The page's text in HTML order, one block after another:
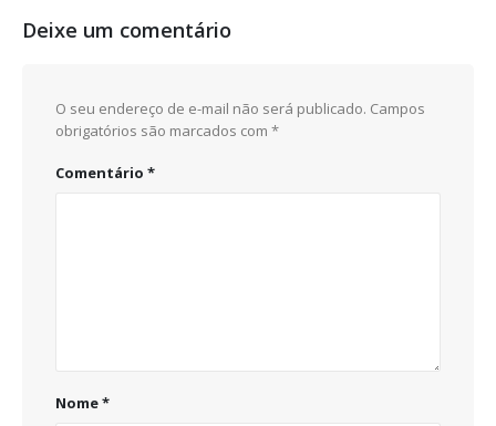
Deixe um comentário
O seu endereço de e-mail não será publicado. Campos
obrigatórios são marcados com *
Comentário *
Nome*